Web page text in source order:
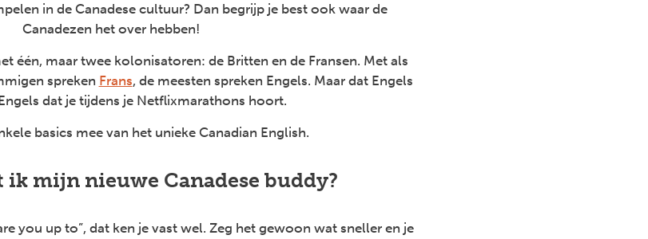
in de Canadese cultuur? Dan begrijp je best ook waar de
Canadezen het over hebben!
één, maar twee kolonisatoren: de Britten en de Fransen. Met als
spreken Frans, de meesten spreken Engels. Maar dat Engels
dat je tijdens je Netflixmarathons hoort.
basics mee van het unieke Canadian English.
ik mijn nieuwe Canadese buddy?
you up to”, dat ken je vast wel. Zeg het gewoon wat sneller en je